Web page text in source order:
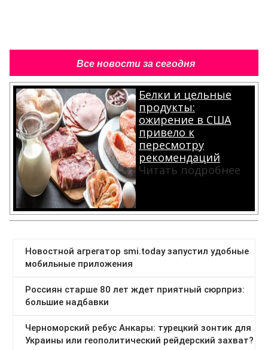
Все новости за сегодня
Белки и цельные
продукты:
ожирение в США
привело к
пересмотру
рекомендаций
Читать подробнее